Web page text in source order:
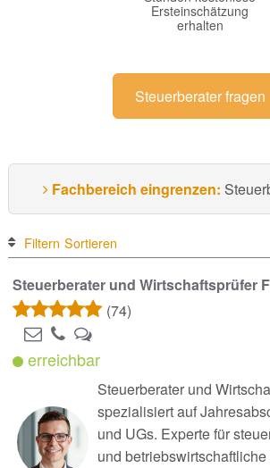
Ersteinschätzung
erhalten
Steuerberater fragen
Fachbereich eingrenzen:
Filtern Sortieren
Steuerberater und Wirtschaftsprüfer
(74)
erreichbar
Steuerberater und
spezialisiert auf
und UGs. Experte für
und